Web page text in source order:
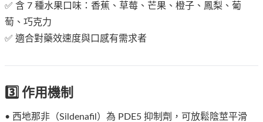
✅ 含 7 種水果口味：香蕉、草莓、芒果、橙子、鳳梨、葡
萄、巧克力
✅ 適合對藥效速度與口感有需求者
3️⃣ 作用機制
• 西地那非（Sildenafil）為 PDE5 抑制劑，可放鬆陰莖平滑